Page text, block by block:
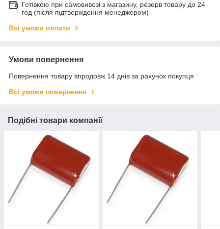
Готівкою при самовивозі з магазину, резерв товару до 24
год (після підтверждення менеджером)
Всі умови оплати
Умови повернення
Повернення товару впродовж 14 днів за рахунок покупця
Всі умови повернення
Подібні товари компанії